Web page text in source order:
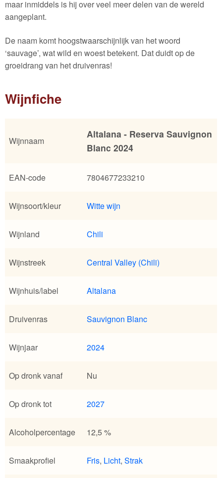
maar inmiddels is hij over veel meer delen van de wereld
aangeplant.
De naam komt hoogstwaarschijnlijk van het woord
‘sauvage’, wat wild en woest betekent. Dat duidt op de
groeidrang van het druivenras!
Wijnfiche
Wijnnaam
Altalana - Reserva Sauvignon
Blanc 2024
EAN-code 7804677233210
Wijnsoort/kleur Witte wijn
Wijnland Chili
Wijnstreek Central Valley (Chili)
Wijnhuis/label Altalana
Druivenras Sauvignon Blanc
Wijnjaar 2024
Op dronk vanaf Nu
Op dronk tot 2027
Alcoholpercentage 12,5 %
Smaakprofiel Fris, Licht, Strak